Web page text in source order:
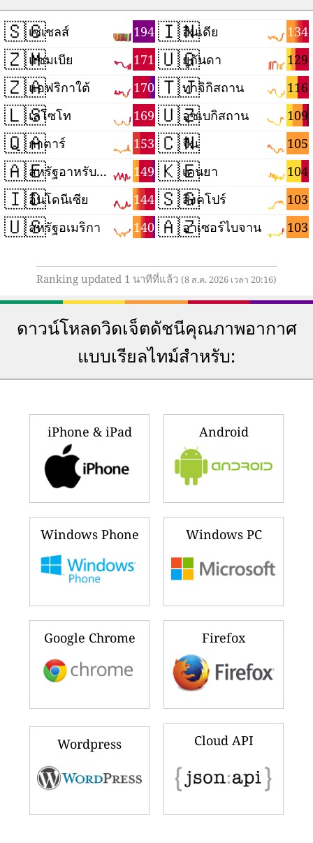
🇸🇨 194
เซเชลส์
🇿🇲 171
แซมเบีย
🇿🇦 170
แอฟริกาใต้
🇱🇸 169
เลโซโท
🇶🇦 153
กาตาร์
🇦🇪 149
สหรัฐอาหรับเอมิเรตส์
🇮🇩 144
อินโดนีเซีย
🇺🇸 140
สหรัฐอเมริกา
🇮🇳 134
อินเดีย
🇺🇬 129
ยูกันดา
🇹🇯 116
ทาจิกิสถาน
🇺🇿 109
อุซเบกิสถาน
🇨🇳 105
จีน
🇰🇪 104
เคนยา
🇸🇬 103
สิงคโปร์
🇦🇿 103
อาเซอร์ไบจาน
Ranking updated 1 นาทีที่แล้ว (8 ส.ค. 2026 เวลา 20:16)
ดาวน์โหลดวิดเจ็ตดัชนีคุณภาพอากาศ
แบบเรียลไทม์สำหรับ:
iPhone & iPad Android
Windows Phone Windows PC
Google Chrome Firefox
Wordpress Cloud API